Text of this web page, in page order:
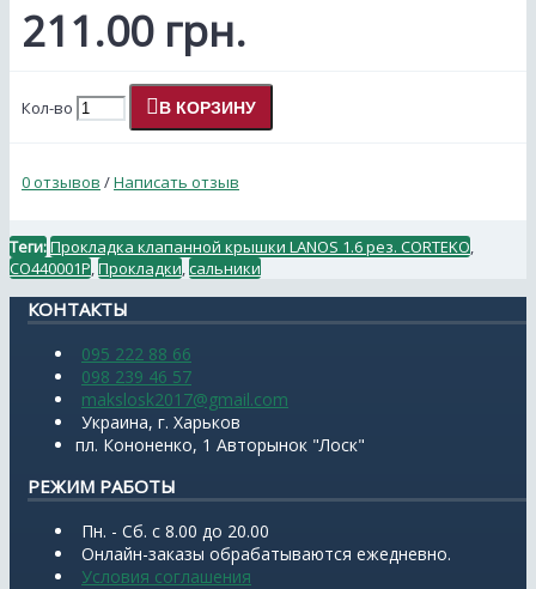
211.00 грн.
Кол-во В КОРЗИНУ
0 отзывов /Написать отзыв
Теги:Прокладка клапанной крышки LANOS 1.6 рез. CORTEKO
CO440001P Прокладки сальники
КОНТАКТЫ
095 222 88 66
098 239 46 57
makslosk2017@gmail.com
Украина, г. Харьков
пл. Кононенко, 1 Авторынок "Лоск"
РЕЖИМ РАБОТЫ
Пн. - Сб. с 8.00 до 20.00
Онлайн-заказы обрабатываются ежедневно.
Условия соглашения